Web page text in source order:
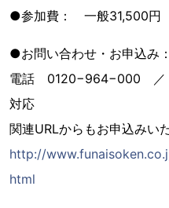
●参加費： 一般31,500円
●お問い合わせ・お申込み：
電話 0120−964−000 ／
対応
関連URLからもお申込みい
http://
html